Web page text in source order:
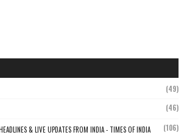
(49)
(46)
& LIVE UPDATES FROM INDIA - TIMES OF INDIA (106)